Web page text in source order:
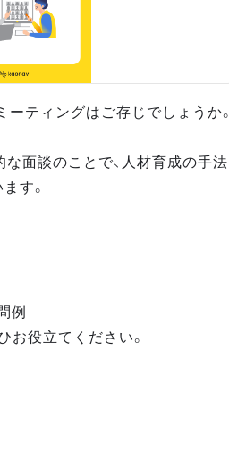
ティングはご存じでしょうか。
面談のことで、人材育成の手法
す。
例
お役立てください。